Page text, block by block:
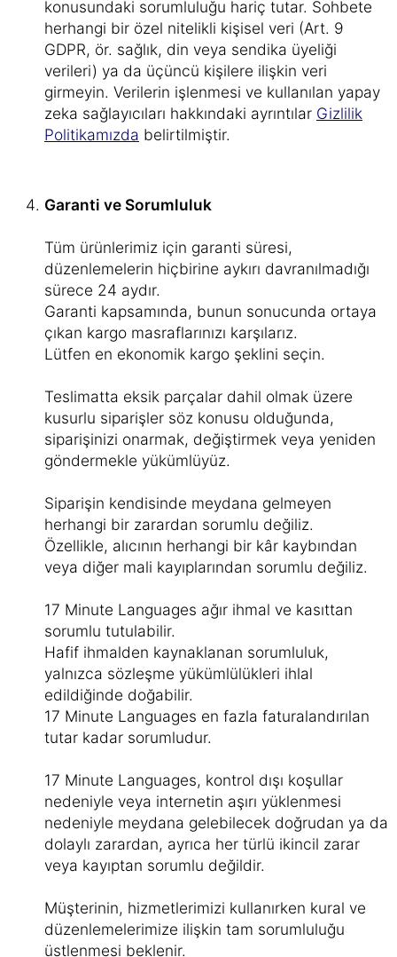
konusundaki sorumluluğu hariç tutar. Sohbete
herhangi bir özel nitelikli kişisel veri (Art. 9
GDPR, ör. sağlık, din veya sendika üyeliği
verileri) ya da üçüncü kişilere ilişkin veri
girmeyin. Verilerin işlenmesi ve kullanılan yapay
zeka sağlayıcıları hakkındaki ayrıntılar Gizlilik
Politikamızda belirtilmiştir.
Garanti ve Sorumluluk
Tüm ürünlerimiz için garanti süresi,
düzenlemelerin hiçbirine aykırı davranılmadığı
sürece 24 aydır.
Garanti kapsamında, bunun sonucunda ortaya
çıkan kargo masraflarınızı karşılarız.
Lütfen en ekonomik kargo şeklini seçin.
Teslimatta eksik parçalar dahil olmak üzere
kusurlu siparişler söz konusu olduğunda,
siparişinizi onarmak, değiştirmek veya yeniden
göndermekle yükümlüyüz.
Siparişin kendisinde meydana gelmeyen
herhangi bir zarardan sorumlu değiliz.
Özellikle, alıcının herhangi bir kâr kaybından
veya diğer mali kayıplarından sorumlu değiliz.
17 Minute Languages ağır ihmal ve kasıttan
sorumlu tutulabilir.
Hafif ihmalden kaynaklanan sorumluluk,
yalnızca sözleşme yükümlülükleri ihlal
edildiğinde doğabilir.
17 Minute Languages en fazla faturalandırılan
tutar kadar sorumludur.
17 Minute Languages, kontrol dışı koşullar
nedeniyle veya internetin aşırı yüklenmesi
nedeniyle meydana gelebilecek doğrudan ya da
dolaylı zarardan, ayrıca her türlü ikincil zarar
veya kayıptan sorumlu değildir.
Müşterinin, hizmetlerimizi kullanırken kural ve
düzenlemelerimize ilişkin tam sorumluluğu
üstlenmesi beklenir.